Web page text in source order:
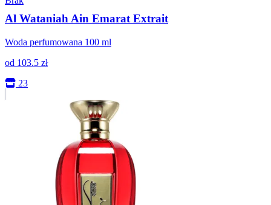
Al Wataniah Ain Emarat Extrait
Woda perfumowana 100 ml
od 103.5 zł
23